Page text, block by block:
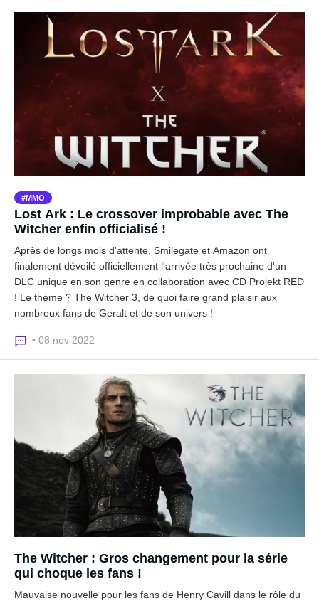
MMO
Lost Ark : Le crossover improbable avec The
Witcher enfin officialisé !
Après de longs mois d'attente, Smilegate et Amazon ont
finalement dévoilé officiellement l'arrivée très prochaine d'un
DLC unique en son genre en collaboration avec CD Projekt RED
! Le thème ? The Witcher 3, de quoi faire grand plaisir aux
nombreux fans de Geralt et de son univers !
• 08 nov 2022
The Witcher : Gros changement pour la série
qui choque les fans !
Mauvaise nouvelle pour les fans de Henry Cavill dans le rôle du